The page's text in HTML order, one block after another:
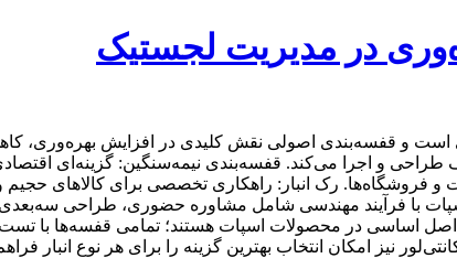
در مدیریت لجستیک
و قفسه‌بندی اصولی نقش کلیدی در افزایش بهره‌وری،
و اجرا می‌کند. قفسه‌بندی نیمه‌سنگین: گزینه‌ای
فروشگاه‌ها. رک انبار: راهکاری تخصصی برای کالاهای حجیم
با فرآیند مهندسی شامل مشاوره حضوری، طراحی
اساسی در محصولات اسپات هستند؛ تمامی قفسه‌ها با
نیز امکان انتخاب بهترین گزینه را برای هر نوع انبار